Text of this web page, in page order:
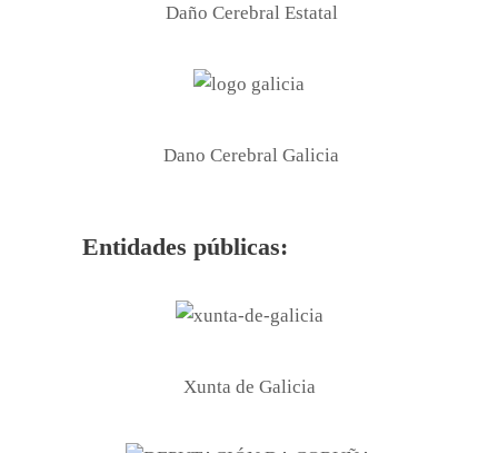
Daño Cerebral Estatal
Dano Cerebral Galicia
Entidades públicas:
Xunta de Galicia